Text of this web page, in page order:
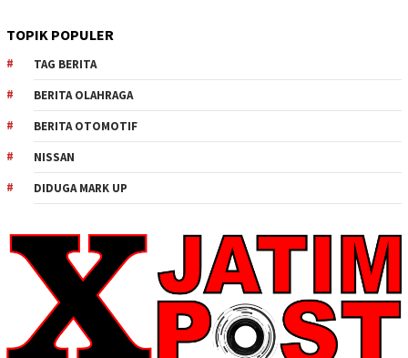
TOPIK POPULER
TAG BERITA
BERITA OLAHRAGA
BERITA OTOMOTIF
NISSAN
DIDUGA MARK UP